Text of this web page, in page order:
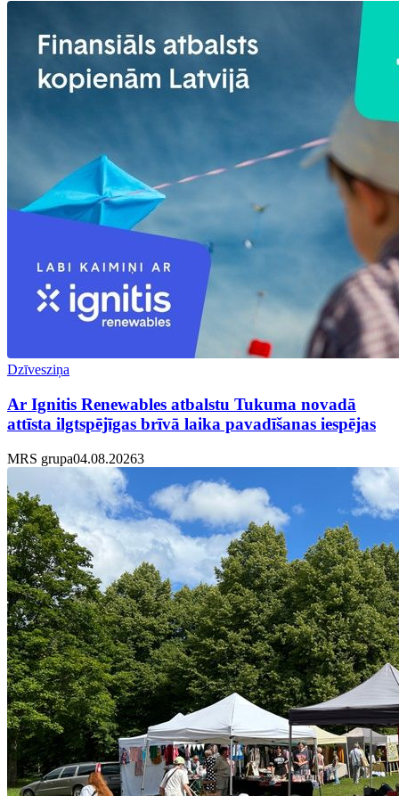
Dzīvesziņa
Ar Ignitis Renewables atbalstu Tukuma novadā
attīsta ilgtspējīgas brīvā laika pavadīšanas iespējas
MRS grupa04.08.20263